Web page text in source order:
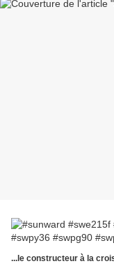
...le constructeur à la